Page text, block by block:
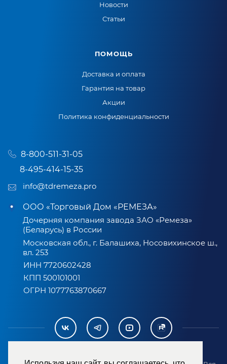
Новости
Статьи
ПОМОЩЬ
Доставка и оплата
Гарантия на товар
Акции
Политика конфиденциальности
8-800-511-31-05
8-495-414-15-35
info@tdremeza.pro
ООО «Торговый Дом «РЕМЕЗА»
Дочерняя компания завода ЗАО «Ремеза»
(Беларусь) в России
Московская обл., г. Балашиха, Носовихинское ш.,
вл. 253
ИНН 7720602428
КПП 500101001
ОГРН 1077763870667